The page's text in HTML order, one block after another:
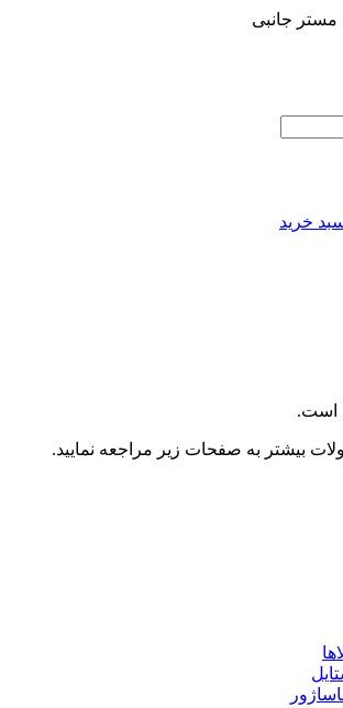
جانبی
خرید
است.
بیشتر به صفحات زیر مراجعه نمایید.